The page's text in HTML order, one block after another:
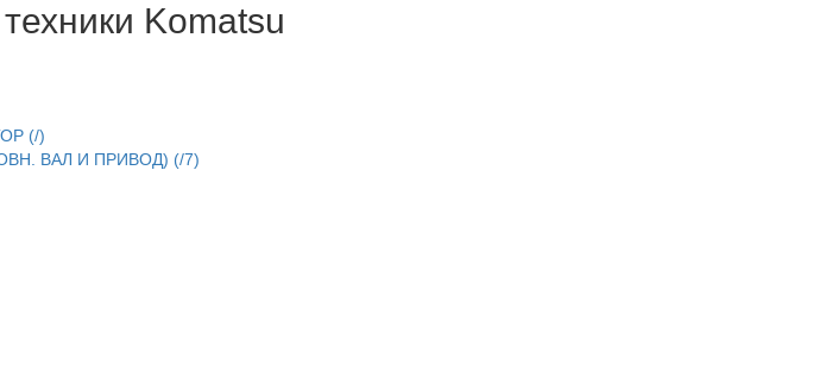
Komatsu
(/)
ВАЛ И ПРИВОД) (/7)